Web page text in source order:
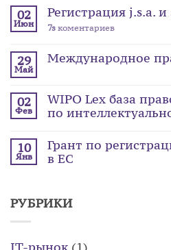
02
Июн
Регистрация j.s.a.
7s коментариев
29
Май
Международное
02
Фев
WIPO Lex база
по
10
Янв
Грант по
в ЕС
РУБРИКИ